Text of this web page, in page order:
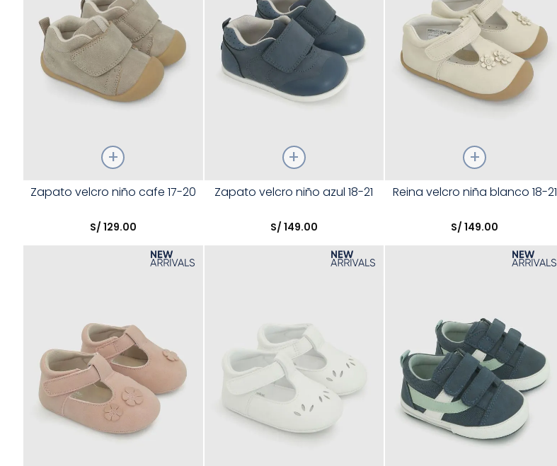
Talla
Zapato velcro niño cafe 17-20
S/ 129.00
Talla
Zapato velcro niño azul 18-21
S/ 149.00
Talla
Reina velcro niña blanco 18-21
S/ 149.00